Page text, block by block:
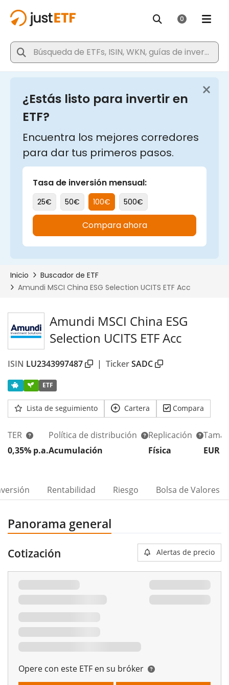
Amundi MSCI China ESG
Selection UCITS ETF Acc
ISIN LU2343997487 | TickerSADC
ETF
Lista de seguimiento Cartera Compara
TER
0,35% p.a.
Política de distribución
Acumulación
Replicación
Física
EUR
Rentabilidad Riesgo Bolsa de Valores
Panorama general
Cotización Alertas de precio
Opere con este ETF en su bróker